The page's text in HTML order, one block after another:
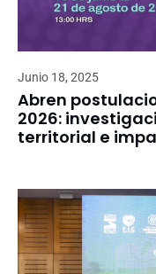
Junio 18, 2025
Abren
2026:
territorial e